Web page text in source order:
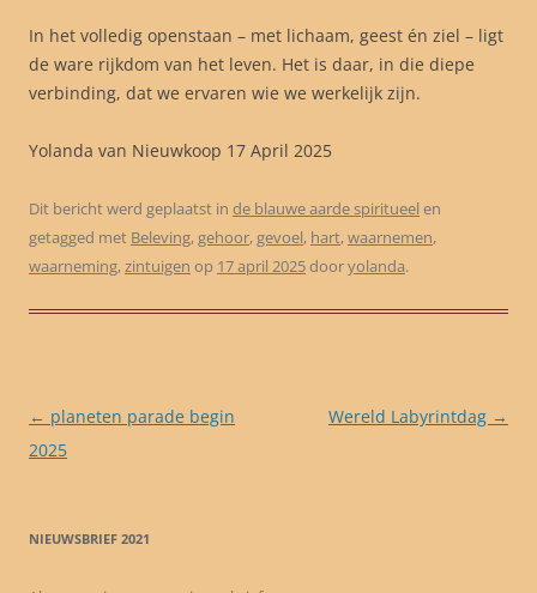
In het volledig openstaan – met lichaam, geest én ziel – ligt
de ware rijkdom van het leven. Het is daar, in die diepe
verbinding, dat we ervaren wie we werkelijk zijn.
Yolanda van Nieuwkoop 17 April 2025
Dit bericht werd geplaatst in de blauwe aarde spiritueel en
getagged met Beleving,gehoor,gevoel, hart,waarnemen,
waarneming,zintuigen op 17 april 2025dooryolanda.
Berichtnavigatie
← planeten parade begin
2025
Wereld Labyrintdag →
NIEUWSBRIEF 2021